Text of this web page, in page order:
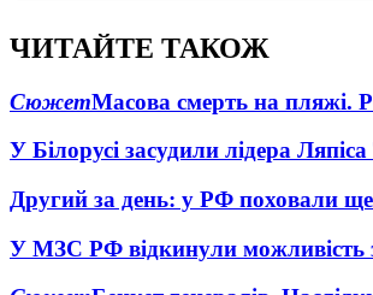
ЧИТАЙТЕ ТАКОЖ
СюжетМасова смерть на пляжі.
У Білорусі засудили лідера
Другий за день: у РФ поховали ще
У МЗС РФ відкинули можливість